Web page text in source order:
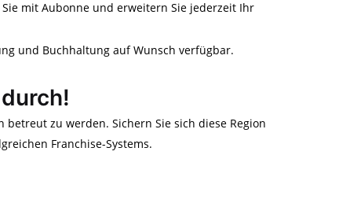
mit Aubonne und erweitern Sie jederzeit Ihr
und Buchhaltung auf Wunsch verfügbar.
zu werden. Sichern Sie sich diese Region
Franchise-Systems.